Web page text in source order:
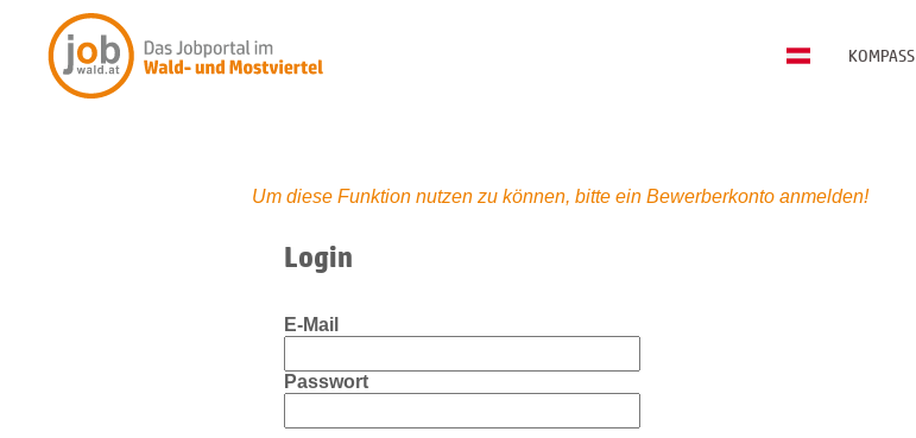
KOMPASS
Um diese Funktion nutzen zu können, bitte ein Bewerberkonto anmelden!
Login
E-Mail
Passwort